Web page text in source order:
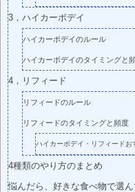
3，ハイカーボデイ
ハイカーボデイのルール
ハイカーボデイのタイミングと
4，リフィード
リフィードのルール
リフィードのタイミングと頻度
ハイカーボデイ・リフィードお
4種類のやり方のまとめ
悩んだら、好きな食べ物で選